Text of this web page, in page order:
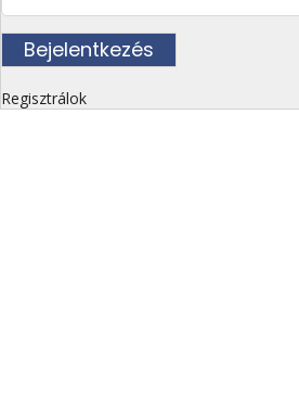
Regisztrálok